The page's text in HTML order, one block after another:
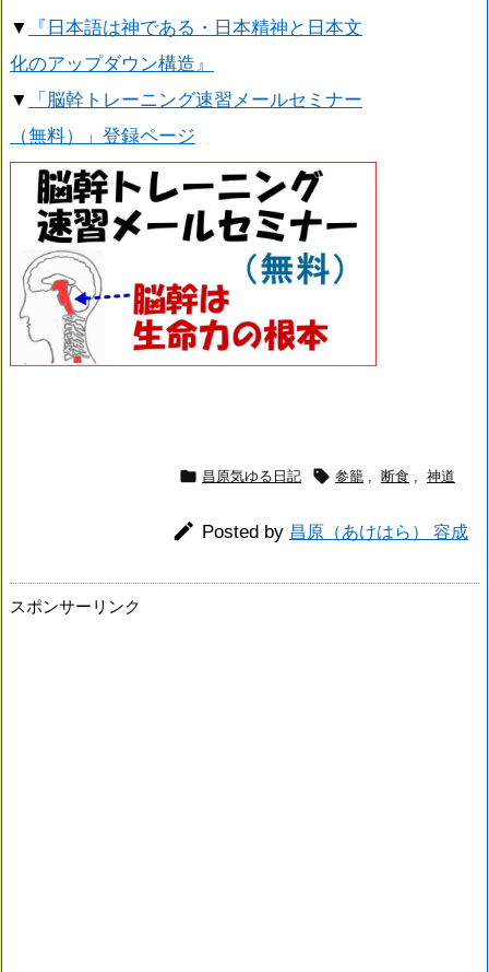
▼
『日本語は神である・日本精神と日本文
化のアップダウン構造』
▼
「脳幹トレーニング速習メールセミナー
（無料）」登録ページ
 昌原気ゆる日記  参籠 断食 神道
 Posted by 昌原（あけはら） 容成
スポンサーリンク